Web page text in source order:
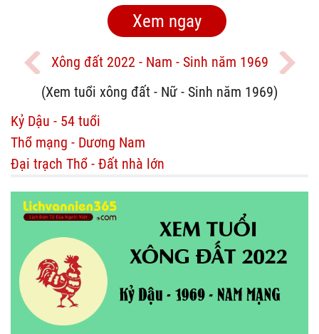
Xông đất 2022 - Nam - Sinh năm 1969
(Xem tuổi xông đất - Nữ - Sinh năm 1969)
Kỷ Dậu - 54 tuổi
Thổ mạng - Dương Nam
Đại trạch Thổ - Đất nhà lớn